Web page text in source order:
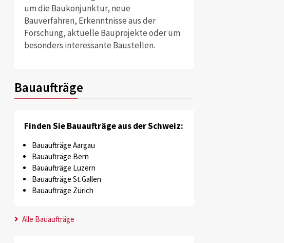
um die Baukonjunktur, neue
Bauverfahren, Erkenntnisse aus der
Forschung, aktuelle Bauprojekte oder um
besonders interessante Baustellen.
Bauaufträge
Finden Sie Bauaufträge aus der Schweiz:
Bauaufträge Aargau
Bauaufträge Bern
Bauaufträge Luzern
Bauaufträge St.Gallen
Bauaufträge Zürich
Alle Bauaufträge